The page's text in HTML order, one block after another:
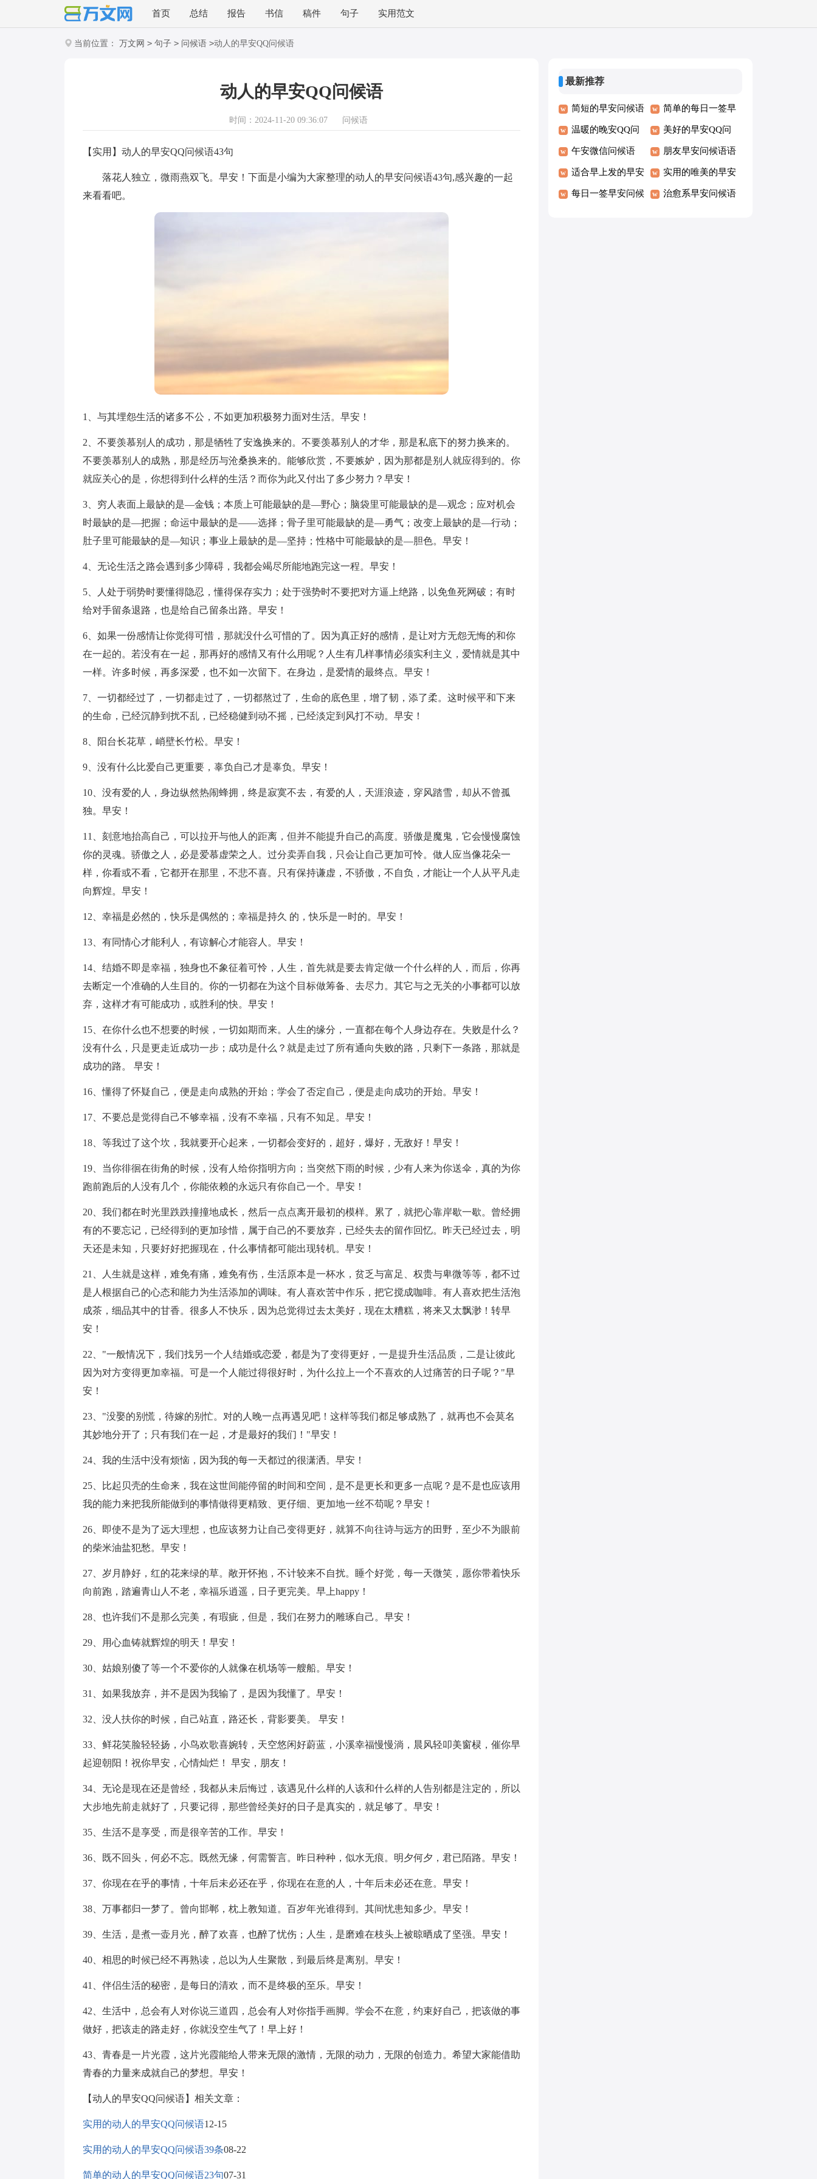
首页 总结 报告 书信 稿件 句子 实用范文
当前位置： 万文网 > 句子 > 问候语 >动人的早安QQ问候语
动人的早安QQ问候语
时间：2024-11-20 09:36:07 问候语
【实用】动人的早安QQ问候语43句
落花人独立，微雨燕双飞。早安！下面是小编为大家整理的动人的早安问候语43句,感兴趣的一起
来看看吧。
1、与其埋怨生活的诸多不公，不如更加积极努力面对生活。早安！
2、不要羡慕别人的成功，那是牺牲了安逸换来的。不要羡慕别人的才华，那是私底下的努力换来的。
不要羡慕别人的成熟，那是经历与沧桑换来的。能够欣赏，不要嫉妒，因为那都是别人就应得到的。你
就应关心的是，你想得到什么样的生活？而你为此又付出了多少努力？早安！
3、穷人表面上最缺的是—金钱；本质上可能最缺的是—野心；脑袋里可能最缺的是—观念；应对机会
时最缺的是—把握；命运中最缺的是——选择；骨子里可能最缺的是—勇气；改变上最缺的是—行动；
肚子里可能最缺的是—知识；事业上最缺的是—坚持；性格中可能最缺的是—胆色。早安！
4、无论生活之路会遇到多少障碍，我都会竭尽所能地跑完这一程。早安！
5、人处于弱势时要懂得隐忍，懂得保存实力；处于强势时不要把对方逼上绝路，以免鱼死网破；有时
给对手留条退路，也是给自己留条出路。早安！
6、如果一份感情让你觉得可惜，那就没什么可惜的了。因为真正好的感情，是让对方无怨无悔的和你
在一起的。若没有在一起，那再好的感情又有什么用呢？人生有几样事情必须实利主义，爱情就是其中
一样。许多时候，再多深爱，也不如一次留下。在身边，是爱情的最终点。早安！
7、一切都经过了，一切都走过了，一切都熬过了，生命的底色里，增了韧，添了柔。这时候平和下来
的生命，已经沉静到扰不乱，已经稳健到动不摇，已经淡定到风打不动。早安！
8、阳台长花草，峭壁长竹松。早安！
9、没有什么比爱自己更重要，辜负自己才是辜负。早安！
10、没有爱的人，身边纵然热闹蜂拥，终是寂寞不去，有爱的人，天涯浪迹，穿风踏雪，却从不曾孤
独。早安！
11、刻意地抬高自己，可以拉开与他人的距离，但并不能提升自己的高度。骄傲是魔鬼，它会慢慢腐蚀
你的灵魂。骄傲之人，必是爱慕虚荣之人。过分卖弄自我，只会让自己更加可怜。做人应当像花朵一
样，你看或不看，它都开在那里，不悲不喜。只有保持谦虚，不骄傲，不自负，才能让一个人从平凡走
向辉煌。早安！
12、幸福是必然的，快乐是偶然的；幸福是持久 的，快乐是一时的。早安！
13、有同情心才能利人，有谅解心才能容人。早安！
14、结婚不即是幸福，独身也不象征着可怜，人生，首先就是要去肯定做一个什么样的人，而后，你再
去断定一个准确的人生目的。你的一切都在为这个目标做筹备、去尽力。其它与之无关的小事都可以放
弃，这样才有可能成功，或胜利的快。早安！
15、在你什么也不想要的时候，一切如期而来。人生的缘分，一直都在每个人身边存在。失败是什么？
没有什么，只是更走近成功一步；成功是什么？就是走过了所有通向失败的路，只剩下一条路，那就是
成功的路。 早安！
16、懂得了怀疑自己，便是走向成熟的开始；学会了否定自己，便是走向成功的开始。早安！
17、不要总是觉得自己不够幸福，没有不幸福，只有不知足。早安！
18、等我过了这个坎，我就要开心起来，一切都会变好的，超好，爆好，无敌好！早安！
19、当你徘徊在街角的时候，没有人给你指明方向；当突然下雨的时候，少有人来为你送伞，真的为你
跑前跑后的人没有几个，你能依赖的永远只有你自己一个。早安！
20、我们都在时光里跌跌撞撞地成长，然后一点点离开最初的模样。累了，就把心靠岸歇一歇。曾经拥
有的不要忘记，已经得到的更加珍惜，属于自己的不要放弃，已经失去的留作回忆。昨天已经过去，明
天还是未知，只要好好把握现在，什么事情都可能出现转机。早安！
21、人生就是这样，难免有痛，难免有伤，生活原本是一杯水，贫乏与富足、权贵与卑微等等，都不过
是人根据自己的心态和能力为生活添加的调味。有人喜欢苦中作乐，把它搅成咖啡。有人喜欢把生活泡
成茶，细品其中的甘香。很多人不快乐，因为总觉得过去太美好，现在太糟糕，将来又太飘渺！转早
安！
22、"一般情况下，我们找另一个人结婚或恋爱，都是为了变得更好，一是提升生活品质，二是让彼此
因为对方变得更加幸福。可是一个人能过得很好时，为什么拉上一个不喜欢的人过痛苦的日子呢？"早
安！
23、"没娶的别慌，待嫁的别忙。对的人晚一点再遇见吧！这样等我们都足够成熟了，就再也不会莫名
其妙地分开了；只有我们在一起，才是最好的我们！"早安！
24、我的生活中没有烦恼，因为我的每一天都过的很潇洒。早安！
25、比起贝壳的生命来，我在这世间能停留的时间和空间，是不是更长和更多一点呢？是不是也应该用
我的能力来把我所能做到的事情做得更精致、更仔细、更加地一丝不苟呢？早安！
26、即使不是为了远大理想，也应该努力让自己变得更好，就算不向往诗与远方的田野，至少不为眼前
的柴米油盐犯愁。早安！
27、岁月静好，红的花来绿的草。敞开怀抱，不计较来不自扰。睡个好觉，每一天微笑，愿你带着快乐
向前跑，踏遍青山人不老，幸福乐逍遥，日子更完美。早上happy！
28、也许我们不是那么完美，有瑕疵，但是，我们在努力的雕琢自己。早安！
29、用心血铸就辉煌的明天！早安！
30、姑娘别傻了等一个不爱你的人就像在机场等一艘船。早安！
31、如果我放弃，并不是因为我输了，是因为我懂了。早安！
32、没人扶你的时候，自己站直，路还长，背影要美。 早安！
33、鲜花笑脸轻轻扬，小鸟欢歌喜婉转，天空悠闲好蔚蓝，小溪幸福慢慢淌，晨风轻叩美窗棂，催你早
起迎朝阳！祝你早安，心情灿烂！ 早安，朋友！
34、无论是现在还是曾经，我都从未后悔过，该遇见什么样的人该和什么样的人告别都是注定的，所以
大步地先前走就好了，只要记得，那些曾经美好的日子是真实的，就足够了。早安！
35、生活不是享受，而是很辛苦的工作。早安！
36、既不回头，何必不忘。既然无缘，何需誓言。昨日种种，似水无痕。明夕何夕，君已陌路。早安！
37、你现在在乎的事情，十年后未必还在乎，你现在在意的人，十年后未必还在意。早安！
38、万事都归一梦了。曾向邯郸，枕上教知道。百岁年光谁得到。其间忧患知多少。早安！
39、生活，是煮一壶月光，醉了欢喜，也醉了忧伤；人生，是磨难在枝头上被晾晒成了坚强。早安！
40、相思的时候已经不再熟读，总以为人生聚散，到最后终是离别。早安！
41、伴侣生活的秘密，是每日的清欢，而不是终极的至乐。早安！
42、生活中，总会有人对你说三道四，总会有人对你指手画脚。学会不在意，约束好自己，把该做的事
做好，把该走的路走好，你就没空生气了！早上好！
43、青春是一片光霞，这片光霞能给人带来无限的激情，无限的动力，无限的创造力。希望大家能借助
青春的力量来成就自己的梦想。早安！
【动人的早安QQ问候语】相关文章：
实用的动人的早安QQ问候语12-15
实用的动人的早安QQ问候语39条08-22
简单的动人的早安QQ问候语23句07-31
最新推荐
简短的早安问候语 简单的每日一签早
安微信问候语
温暖的晚安QQ问
候语81条
美好的早安QQ问
候语63条
午安微信问候语 朋友早安问候语语
录
适合早上发的早安
朋友圈问候语42条
实用的唯美的早安
微信问候语
每日一签早安问候 治愈系早安问候语